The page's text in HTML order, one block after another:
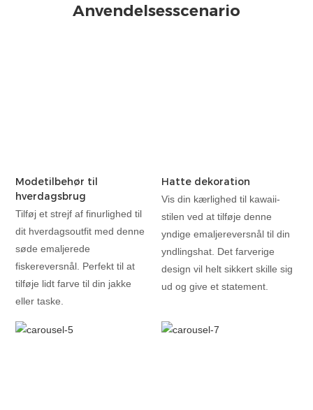
Anvendelsesscenario
Modetilbehør til
hverdagsbrug
Tilføj et strejf af finurlighed til
dit hverdagsoutfit med denne
søde emaljerede
fiskereversnål. Perfekt til at
tilføje lidt farve til din jakke
eller taske.
Hatte dekoration
Vis din kærlighed til kawaii-
stilen ved at tilføje denne
yndige emaljereversnål til din
yndlingshat. Det farverige
design vil helt sikkert skille sig
ud og give et statement.